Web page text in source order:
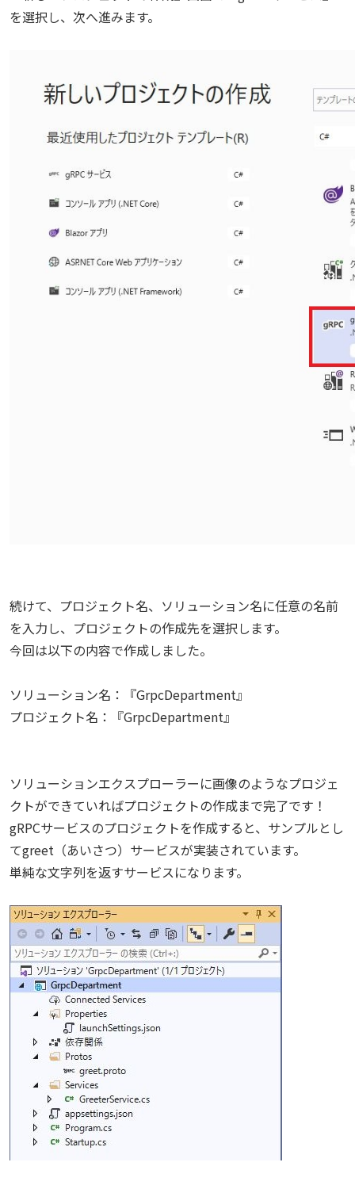
を選択し、次へ進みます。
続けて、プロジェクト名、ソリューション名に任意の名前
を入力し、プロジェクトの作成先を選択します。
今回は以下の内容で作成しました。
ソリューション名：『GrpcDepartment』
プロジェクト名：『GrpcDepartment』
ソリューションエクスプローラーに画像のようなプロジェ
クトができていればプロジェクトの作成まで完了です！
gRPCサービスのプロジェクトを作成すると、サンプルとし
てgreet（あいさつ）サービスが実装されています。
単純な文字列を返すサービスになります。